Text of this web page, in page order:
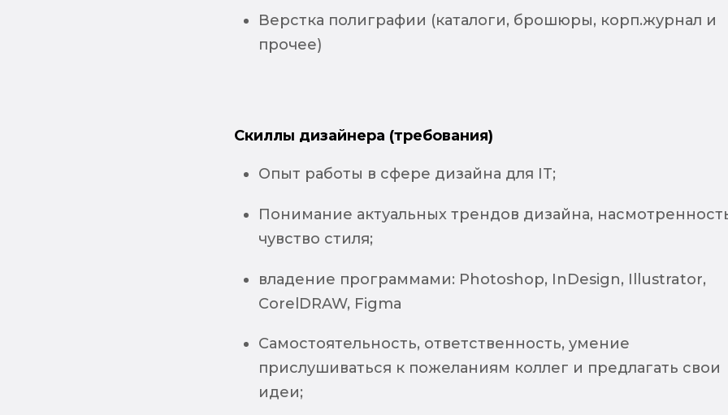
Верстка полиграфии (каталоги, брошюры, корп.журнал и
прочее)
Скиллы дизайнера (требования)
Опыт работы в сфере дизайна для IT;
Понимание актуальных трендов дизайна,
чувство стиля;
владение программами: Photoshop, InDesign, Illustrator,
CorelDRAW, Figma
Самостоятельность, ответственность, умение
прислушиваться к пожеланиям коллег и предлагать свои
идеи;